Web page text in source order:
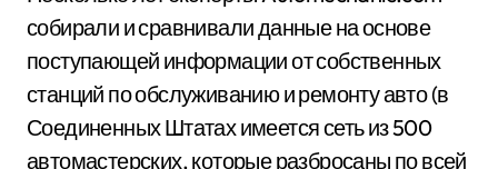
собирали и сравнивали данные на основе
поступающей информации от собственных
станций по обслуживанию и ремонту авто (в
Соединенных Штатах имеется сеть из 500
автомастерских, которые разбросаны по всей